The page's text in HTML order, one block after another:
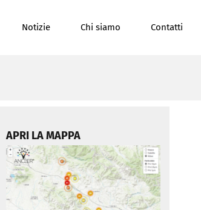
Notizie Chi siamo Contatti
APRI LA MAPPA